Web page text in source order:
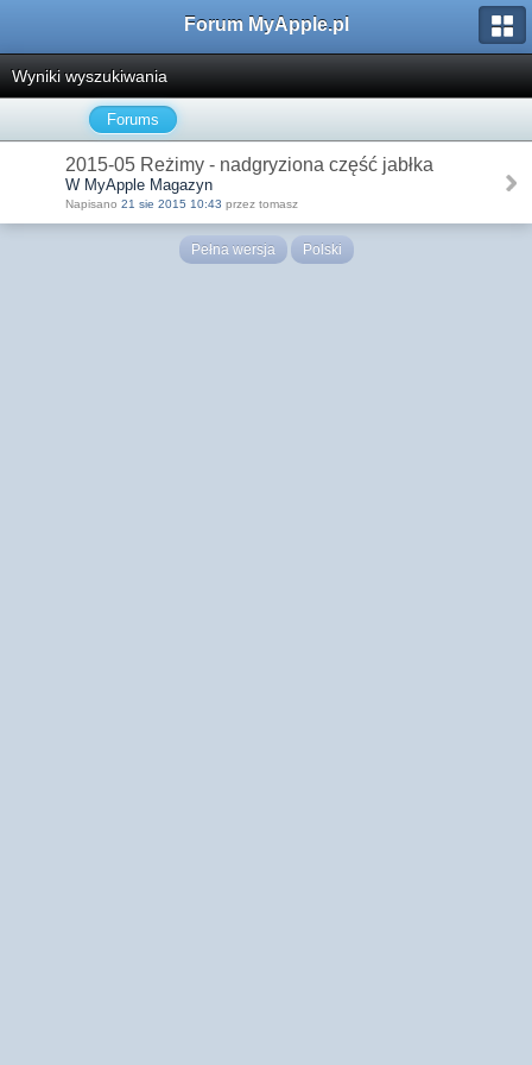
Forum MyApple.pl
Wyniki wyszukiwania
Forums
2015-05 Reżimy - nadgryziona część jabłka
W MyApple Magazyn
Napisano 21 sie 2015 10:43 przez tomasz
Pełna wersja Polski